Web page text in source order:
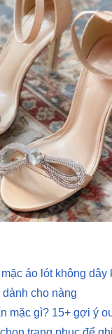
áo lót không dây
cho nàng
mặc gì? 15+ gợi ý